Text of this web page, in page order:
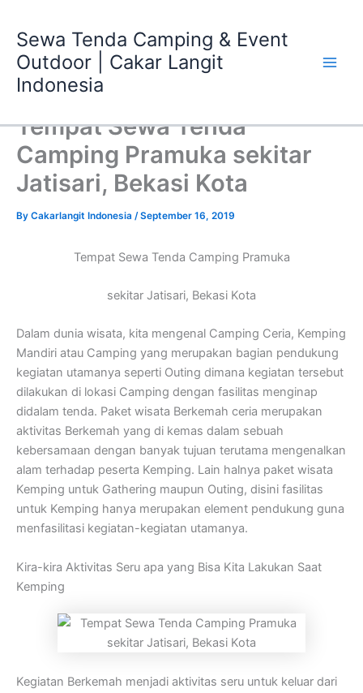
content
Sewa Tenda Camping & Event
Outdoor | Cakar Langit
Indonesia
Tempat Sewa Tenda
Camping Pramuka sekitar
Jatisari, Bekasi Kota
By Cakarlangit Indonesia /September 16, 2019
Tempat Sewa Tenda Camping Pramuka
sekitar Jatisari, Bekasi Kota
Dalam dunia wisata, kita mengenal Camping Ceria, Kemping
Mandiri atau Camping yang merupakan bagian pendukung
kegiatan utamanya seperti Outing dimana kegiatan tersebut
dilakukan di lokasi Camping dengan fasilitas menginap
didalam tenda. Paket wisata Berkemah ceria merupakan
aktivitas Berkemah yang di kemas dalam sebuah
kebersamaan dengan banyak tujuan terutama mengenalkan
alam terhadap peserta Kemping. Lain halnya paket wisata
Kemping untuk Gathering maupun Outing, disini fasilitas
untuk Kemping hanya merupakan element pendukung guna
menfasilitasi kegiatan-kegiatan utamanya.
Kira-kira Aktivitas Seru apa yang Bisa Kita Lakukan Saat
Kemping
Kegiatan Berkemah menjadi aktivitas seru untuk keluar dari